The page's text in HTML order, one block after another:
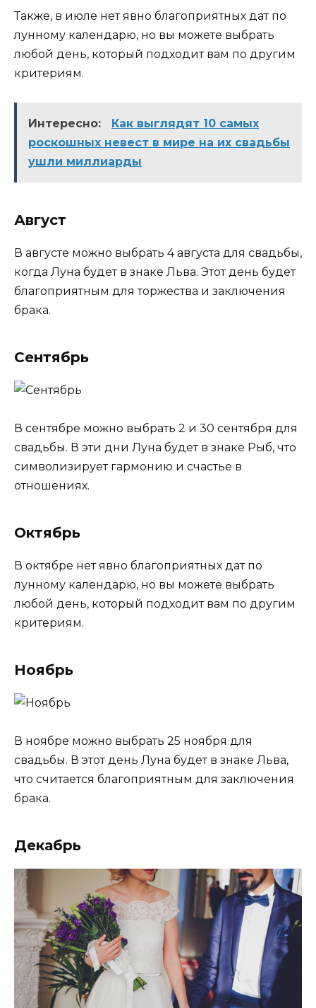
Также, в июле нет явно благоприятных дат по
лунному календарю, но вы можете выбрать
любой день, который подходит вам по другим
критериям.
Интересно:
Как выглядят 10 самых
роскошных невест в мире на их свадьбы
ушли миллиарды
Август
В августе можно выбрать 4 августа для свадьбы,
когда Луна будет в знаке Льва. Этот день будет
благоприятным для торжества и заключения
брака.
Сентябрь
В сентябре можно выбрать 2 и 30 сентября для
свадьбы. В эти дни Луна будет в знаке Рыб, что
символизирует гармонию и счастье в
отношениях.
Октябрь
В октябре нет явно благоприятных дат по
лунному календарю, но вы можете выбрать
любой день, который подходит вам по другим
критериям.
Ноябрь
В ноябре можно выбрать 25 ноября для
свадьбы. В этот день Луна будет в знаке Льва,
что считается благоприятным для заключения
брака.
Декабрь